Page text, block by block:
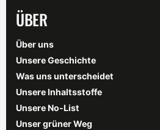
ÜBER
Über uns
Unsere Geschichte
Was uns unterscheidet
Unsere Inhaltsstoffe
Unsere No-List
Unser grüner Weg